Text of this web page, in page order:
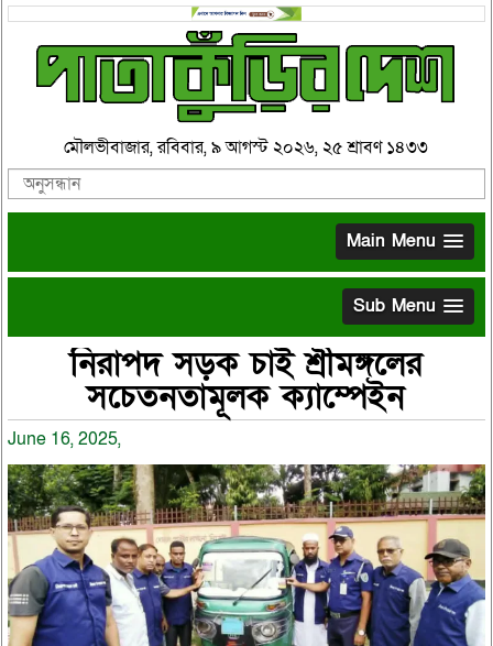
মৌলভীবাজার, রবিবার, ৯ আগস্ট ২০২৬, ২৫ শ্রাবণ ১৪৩৩
Main Menu
Sub Menu
নিরাপদ সড়ক চাই শ্রীমঙ্গলের
সচেতনতামূলক ক্যাম্পেইন
June 16, 2025,